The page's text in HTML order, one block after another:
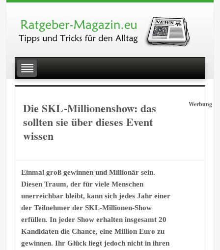
Die SKL-Millionenshow: das
sollten sie über dieses Event
wissen
Werbung
Einmal groß gewinnen und Millionär sein.
Diesen Traum, der für viele Menschen
unerreichbar bleibt, kann sich jedes Jahr einer
der Teilnehmer der SKL-Millionen-Show
erfüllen. In jeder Show erhalten insgesamt 20
Kandidaten die Chance, eine Million Euro zu
gewinnen. Ihr Glück liegt jedoch nicht in ihren